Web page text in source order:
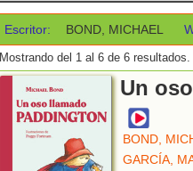
Escritor: BOND, MICHAEL
Mostrando del 1 al 6 de 6 resultados.
Un
BOND,
GARCÍA,